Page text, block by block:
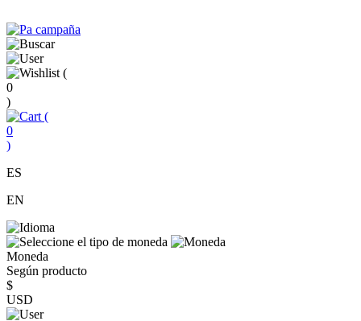
(
0
)
(
0
)
ES
EN
Moneda
Según producto
$
USD